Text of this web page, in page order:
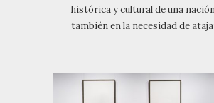
histórica y cultural de una
también en la necesidad de